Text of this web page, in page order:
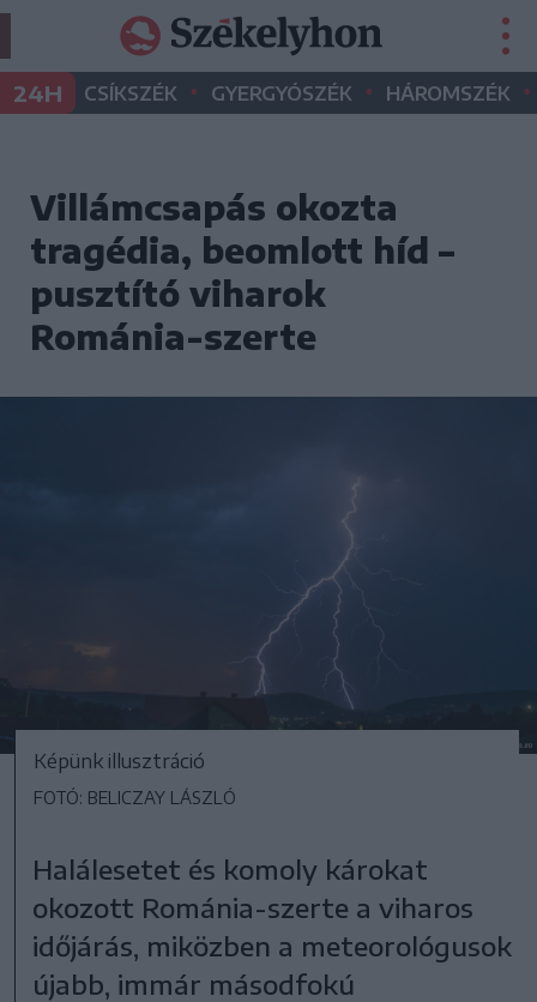
24H CSÍKSZÉK • GYERGYÓSZÉK • HÁROMSZÉK •
Villámcsapás okozta
tragédia, beomlott híd –
pusztító viharok
Románia-szerte
Képünk illusztráció
FOTÓ: BELICZAY LÁSZLÓ
Halálesetet és komoly károkat
okozott Románia-szerte a viharos
időjárás, miközben a meteorológusok
újabb, immár másodfokú